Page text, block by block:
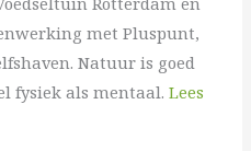
met Pluspunt,
Natuur is goed
fysiek als mentaal.Lees